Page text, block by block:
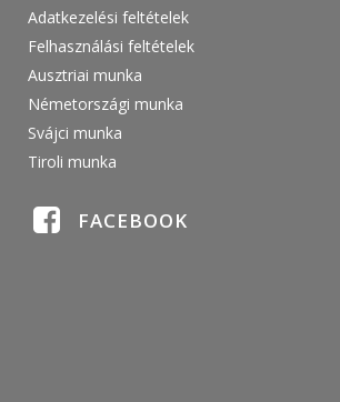
Adatkezelési feltételek
Felhasználási feltételek
Ausztriai munka
Németországi munka
Svájci munka
Tiroli munka
FACEBOOK